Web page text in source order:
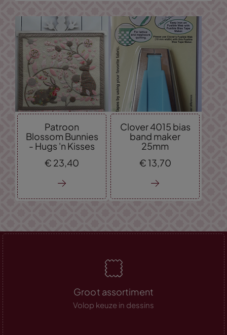
Patroon
Blossom Bunnies
- Hugs 'n Kisses
€ 23,40
Clover 4015 bias
band maker
25mm
€13,70
Groot assortiment
Volop keuze in dessins